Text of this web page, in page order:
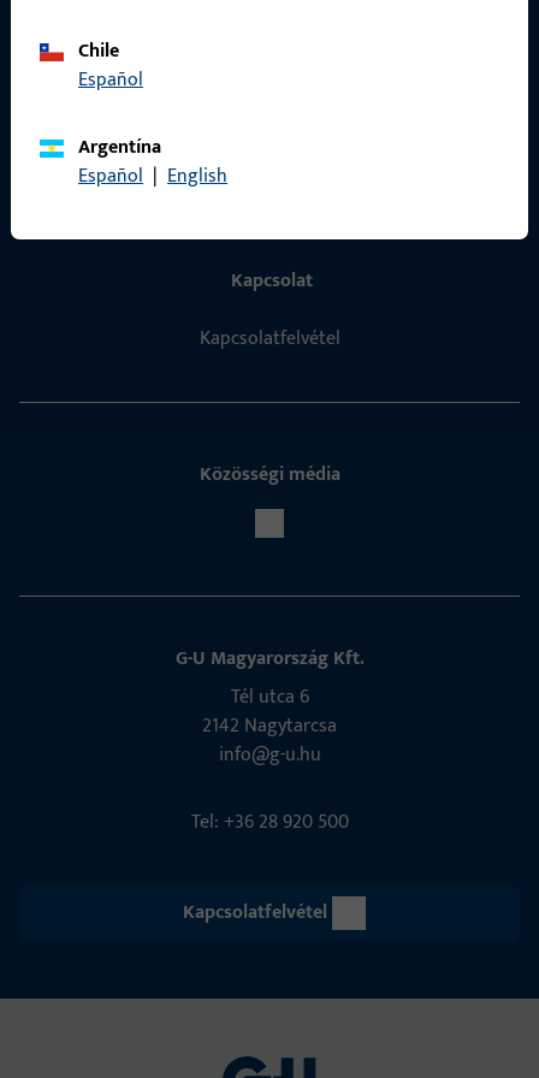
Chile
Español
Argentína
Español | English
ProPoint Szolgáltatási Portál
Kapcsolat
Kapcsolatfelvétel
Közösségi média
G-U Magyarország Kft.
Tél utca 6
2142 Nagytarcsa
info@g-u.hu
Tel: +36 28 920 500
Kapcsolatfelvétel